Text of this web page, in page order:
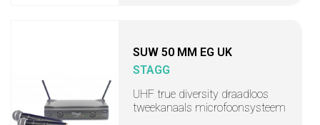
SUW 50 MM EG UK
STAGG
UHF true diversity draadloos
tweekanaals microfoonsysteem